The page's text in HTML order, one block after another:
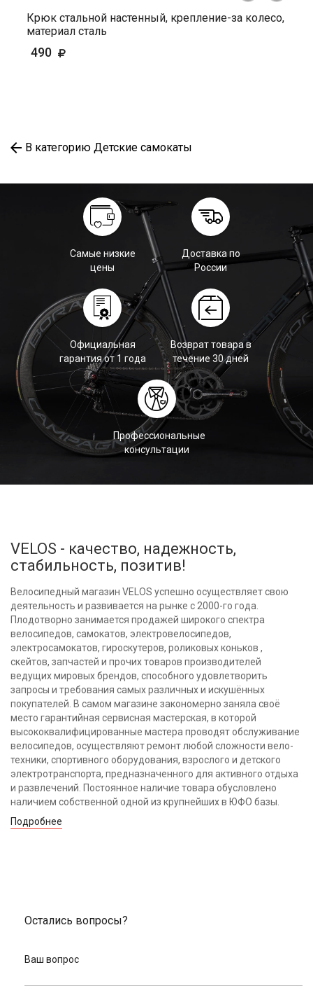
Крюк стальной настенный, крепление-за колесо,
материал сталь
490
В категорию Детские самокаты
Самые низкие
цены
Доставка по
России
Официальная
гарантия от 1 года
Возврат товара в
течение 30 дней
Профессиональные
консультации
VELOS - качество, надежность,
стабильность, позитив!
Велосипедный магазин VELOS успешно осуществляет свою
деятельность и развивается на рынке с 2000-го года.
Плодотворно занимается продажей широкого спектра
велосипедов, самокатов, электровелосипедов,
электросамокатов, гироскутеров, роликовых коньков ,
скейтов, запчастей и прочих товаров производителей
ведущих мировых брендов, способного удовлетворить
запросы и требования самых различных и искушённых
покупателей. В самом магазине закономерно заняла своё
место гарантийная сервисная мастерская, в которой
высококвалифицированные мастера проводят обслуживание
велосипедов, осуществляют ремонт любой сложности вело-
техники, спортивного оборудования, взрослого и детского
электротранспорта, предназначенного для активного отдыха
и развлечений. Постоянное наличие товара обусловлено
наличием собственной одной из крупнейших в ЮФО базы.
Подробнее
Остались вопросы?
Ваш вопрос